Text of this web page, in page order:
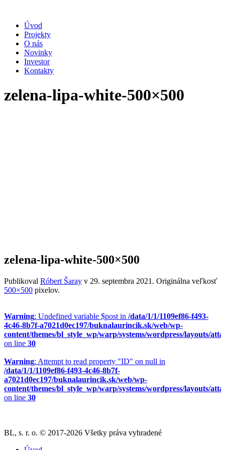
Úvod
Projekty
O nás
Novinky
Investor
Kontakty
zelena-lipa-white-500×500
zelena-lipa-white-500×500
Publikoval Róbert Šaray v 29. septembra 2021 . Originálna veľkosť
500×500 pixelov.
Warning: Undefined variable $post in /data/1/1/1109ef86-f493-
4c46-8b7f-a7021d0ec197/buknalaurincik.sk/web/wp-
content/themes/bl_style_wp/warp/systems/wordpress/layouts/
on line 30
Warning: Attempt to read property "ID" on null in
/data/1/1/1109ef86-f493-4c46-8b7f-
a7021d0ec197/buknalaurincik.sk/web/wp-
content/themes/bl_style_wp/warp/systems/wordpress/layouts/
on line 30
BL, s. r. o. © 2017-2026 Všetky práva vyhradené